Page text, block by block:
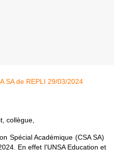
collègue,
Spécial Académique (CSA SA)
. En effet l'UNSA Education et